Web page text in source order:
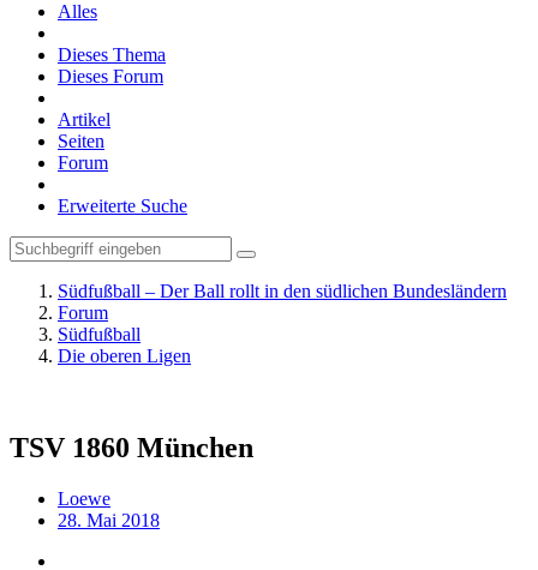
Alles
Dieses Thema
Dieses Forum
Artikel
Seiten
Forum
Erweiterte Suche
Südfußball – Der Ball rollt in den südlichen Bundesländern
Forum
Südfußball
Die oberen Ligen
TSV 1860 München
Loewe
28. Mai 2018